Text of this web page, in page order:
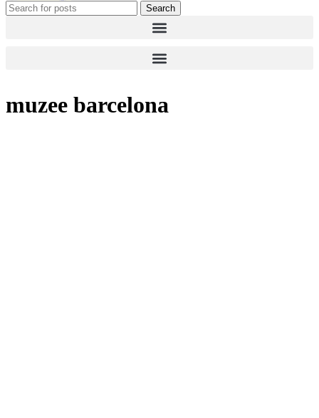
Search
muzee barcelona